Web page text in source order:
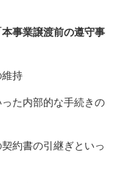
本事業譲渡前の遵守事
持
た内部的な手続きの
約書の引継ぎといっ